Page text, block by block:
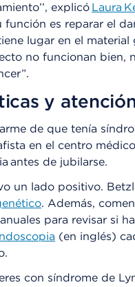
explicó Laura
función es reparar el
lugar en el
no funcionan bien,
y
de que tenía
en el centro
antes de jubilarse.
un lado positivo.
. Además,
anuales para revisar si
(en inglés)
con síndrome de